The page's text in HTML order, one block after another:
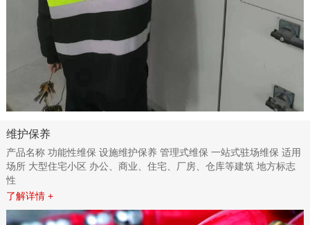
维护保养
产品名称 功能性维保 设施维护保养 管理式维保 一站式驻场维保 适用
场所 大型住宅小区 办公、商业、住宅、厂房、仓库等建筑 地方标志
性
了解详情 +